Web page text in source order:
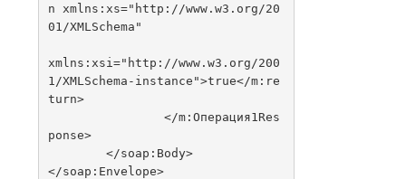
n xmlns:xs="http://www.w3.org/20
01/XMLSchema"
xmlns:xsi="http://www.w3.org/200
1/XMLSchema-instance">true</m:re
turn>
ponse>
	</soap:Body>
</soap:Envelope>